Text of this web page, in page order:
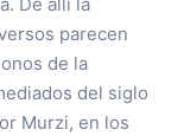
parecen
de la
del siglo
Murzi, en los